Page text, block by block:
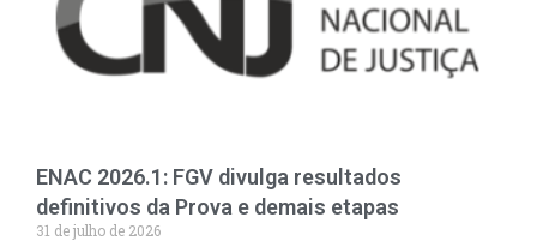
ENAC 2026.1: FGV divulga resultados
definitivos da Prova e demais etapas
31 de julho de 2026